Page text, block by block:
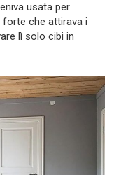
usata per
forte che attirava i
lì solo cibi in